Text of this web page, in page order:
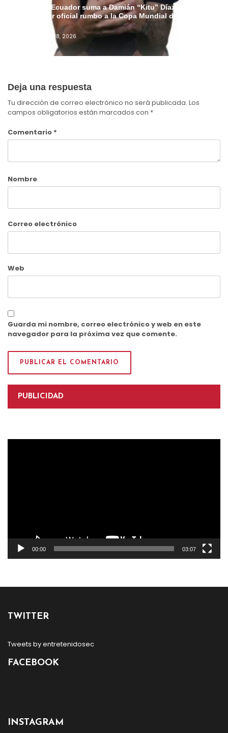
Motorola Ecuador suma a Damián “Kitu” Díaz como
embajador oficial rumbo a la Copa Mundial de la FIFA
Junio 18, 2026
Deja una respuesta
Tu dirección de correo electrónico no será publicada. Los
campos obligatorios están marcados con *
Comentario *
Nombre
Correo electrónico
Web
Guarda mi nombre, correo electrónico y web en este
navegador para la próxima vez que comente.
PUBLICIDAD
00:00 03:07
TWITTER
Tweets by entretenidosec
FACEBOOK
INSTAGRAM